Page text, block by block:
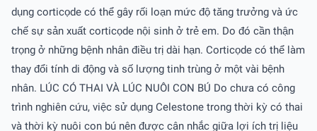
dụng corticọde có thể gây rối loạn mức độ tăng trưởng và ức
chế sự sản xuất corticọde nội sinh ở trẻ em. Do đó cần thận
trọng ở những bệnh nhân điều trị dài hạn. Corticọde có thể làm
thay đổi tính di động và số lượng tinh trùng ở một vài bệnh
nhân. LÚC CÓ THAI VÀ LÚC NUÔI CON BÚ Do chưa có công
trình nghiên cứu, việc sử dụng Celestone trong thời kỳ có thai
và thời kỳ nuôi con bú nên được cân nhắc giữa lợi ích trị liệu